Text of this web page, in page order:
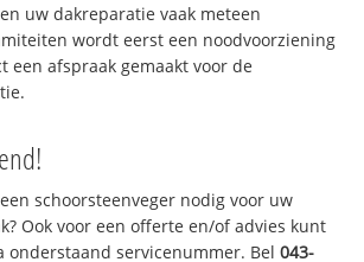
uw dakreparatie vaak meteen
wordt eerst een noodvoorziening
een afspraak gemaakt voor de
schoorsteenveger nodig voor uw
Ook voor een offerte en/of advies kunt
onderstaand servicenummer. Bel043-